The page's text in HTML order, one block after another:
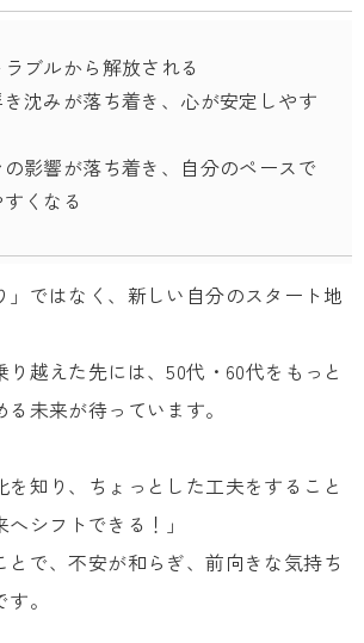
ブルから解放される
沈みが落ち着き、心が安定しやす
影響が落ち着き、自分のペースで
くなる
」ではなく、新しい自分のスタート地
り越えた先には、50代・60代をもっと
る未来が待っています。
を知り、ちょっとした工夫をすること
シフトできる！」
とで、不安が和らぎ、前向きな気持ち
。